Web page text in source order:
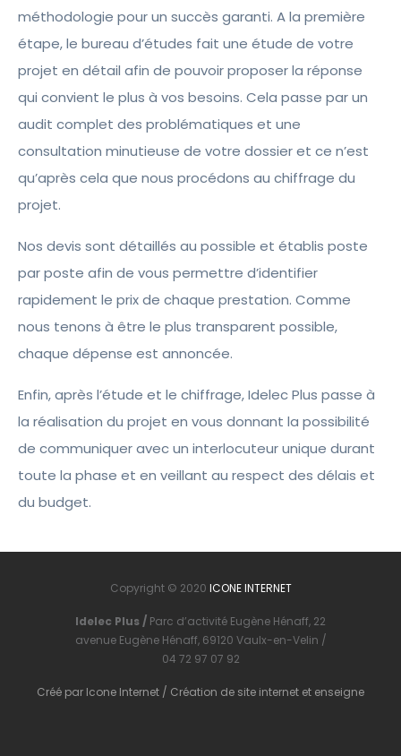
méthodologie pour un succès garanti. A la première
étape, le bureau d’études fait une étude de votre
projet en détail afin de pouvoir proposer la réponse
qui convient le plus à vos besoins. Cela passe par un
audit complet des problématiques et une
consultation minutieuse de votre dossier et ce n’est
qu’après cela que nous procédons au chiffrage du
projet.
Nos devis sont détaillés au possible et établis poste
par poste afin de vous permettre d’identifier
rapidement le prix de chaque prestation. Comme
nous tenons à être le plus transparent possible,
chaque dépense est annoncée.
Enfin, après l’étude et le chiffrage, Idelec Plus passe à
la réalisation du projet en vous donnant la possibilité
de communiquer avec un interlocuteur unique durant
toute la phase et en veillant au respect des délais et
du budget.
Copyright © 2020 ICONE INTERNET
Idelec Plus / Parc d’activité Eugène Hénaff, 22
avenue Eugène Hénaff, 69120 Vaulx-en-Velin /
04 72 97 07 92
Créé par Icone Internet / Création de site internet et enseigne